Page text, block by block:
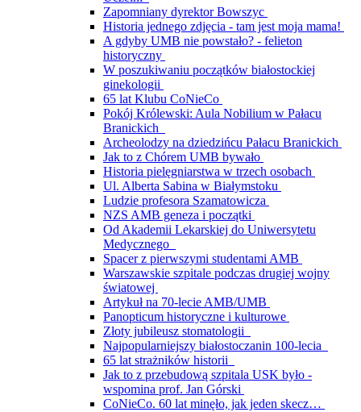
Zapomniany dyrektor Bowszyc
Historia jednego zdjęcia - tam jest moja mama!
A gdyby UMB nie powstało? - felieton
historyczny
W poszukiwaniu początków białostockiej
ginekologii
65 lat Klubu CoNieCo
Pokój Królewski: Aula Nobilium w Pałacu
Branickich
Archeolodzy na dziedzińcu Pałacu Branickich
Jak to z Chórem UMB bywało
Historia pielęgniarstwa w trzech osobach
Ul. Alberta Sabina w Białymstoku
Ludzie profesora Szamatowicza
NZS AMB geneza i początki
Od Akademii Lekarskiej do Uniwersytetu
Medycznego
Spacer z pierwszymi studentami AMB
Warszawskie szpitale podczas drugiej wojny
światowej
Artykuł na 70-lecie AMB/UMB
Panopticum historyczne i kulturowe
Złoty jubileusz stomatologii
Najpopularniejszy białostoczanin 100-lecia
65 lat strażników historii
Jak to z przebudową szpitala USK było -
wspomina prof. Jan Górski
CoNieCo. 60 lat minęło, jak jeden skecz…